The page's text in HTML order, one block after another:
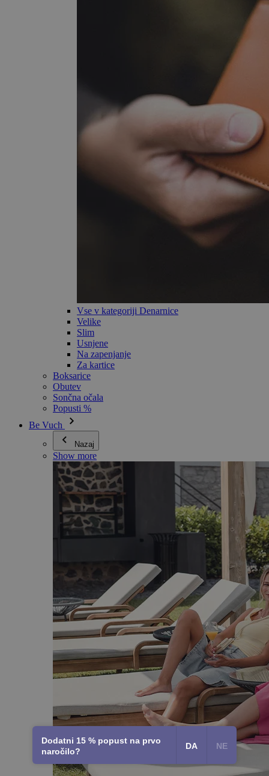
Vse v kategoriji Denarnice
Velike
Slim
Usnjene
Na zapenjanje
Za kartice
Boksarice
Obutev
Sončna očala
Popusti %
Be Vuch
Nazaj
Show more
Dodatni 15 % popust na prvo
naročilo?
DA NE